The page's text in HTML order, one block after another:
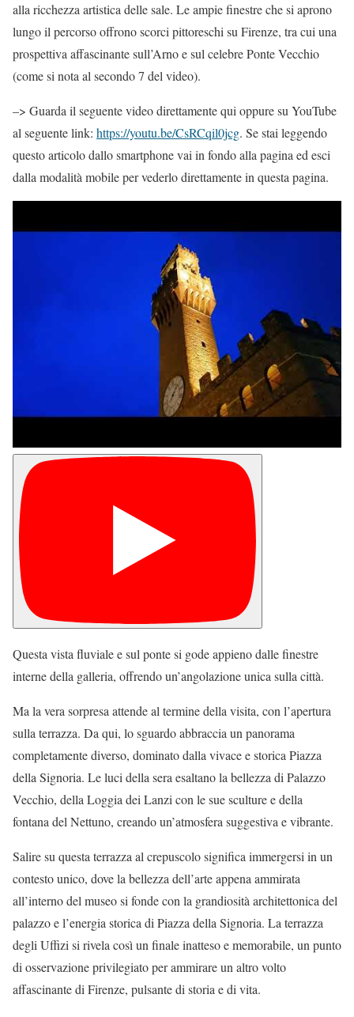
alla ricchezza artistica delle sale. Le ampie finestre che si aprono
lungo il percorso offrono scorci pittoreschi su Firenze, tra cui una
prospettiva affascinante sull’Arno e sul celebre Ponte Vecchio
(come si nota al secondo 7 del video).
–> Guarda il seguente video direttamente qui oppure su YouTube
al seguente link: https://youtu.be/CsRCqil0jcg. Se stai leggendo
questo articolo dallo smartphone vai in fondo alla pagina ed esci
dalla modalità mobile per vederlo direttamente in questa pagina.
Questa vista fluviale e sul ponte si gode appieno dalle finestre
interne della galleria, offrendo un’angolazione unica sulla città.
Ma la vera sorpresa attende al termine della visita, con l’apertura
sulla terrazza. Da qui, lo sguardo abbraccia un panorama
completamente diverso, dominato dalla vivace e storica Piazza
della Signoria. Le luci della sera esaltano la bellezza di Palazzo
Vecchio, della Loggia dei Lanzi con le sue sculture e della
fontana del Nettuno, creando un’atmosfera suggestiva e vibrante.
Salire su questa terrazza al crepuscolo significa immergersi in un
contesto unico, dove la bellezza dell’arte appena ammirata
all’interno del museo si fonde con la grandiosità architettonica del
palazzo e l’energia storica di Piazza della Signoria. La terrazza
degli Uffizi si rivela così un finale inatteso e memorabile, un punto
di osservazione privilegiato per ammirare un altro volto
affascinante di Firenze, pulsante di storia e di vita.